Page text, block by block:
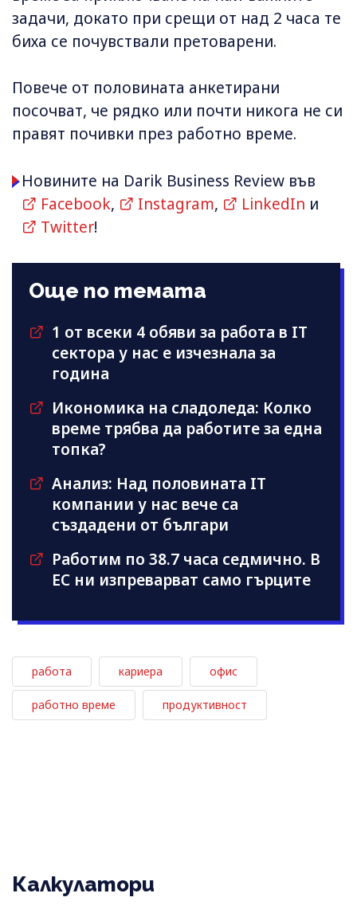
задачи, докато при срещи от над 2 часа те
биха се почувствали претоварени.
Повече от половината анкетирани
посочват, че рядко или почти никога не си
правят почивки през работно време.
Новините на Darik Business Review във
Facebook, Instagram, LinkedIn и
Twitter!
Още по темата
1 от всеки 4 обяви за работа в IT
сектора у нас е изчезнала за
година
Икономика на сладоледа: Колко
време трябва да работите за една
топка?
Анализ: Над половината IT
компании у нас вече са
създадени от българи
Работим по 38.7 часа седмично. В
ЕС ни изпреварват само гърците
работа кариера офис
работно време продуктивност
Калкулатори